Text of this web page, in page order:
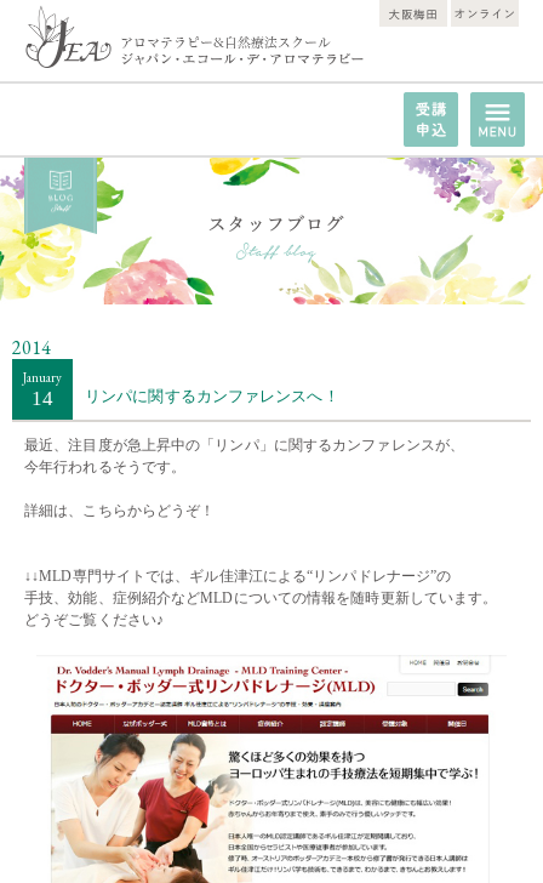
2014
January
14 リンパに関するカンファレンスへ！
最近、注目度が急上昇中の「リンパ」に関するカンファレンスが、
今年行われるそうです。
詳細は、
こちらからどうぞ！
↓↓MLD専門サイトでは、ギル佳津江による“リンパドレナージ”の
手技、効能、症例紹介などMLDについての情報を随時更新しています。
どうぞご覧ください♪